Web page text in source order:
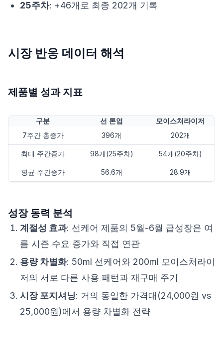
25주차: +46개로 최종 202개 기록
시장 반응 데이터 해석
제품별 성과 지표
구분 선 톤업
모이스처라이저
7주간 총증가
396개 202개
최대 주간증가 98개(25주차) 54개(20주차)
평균 주간증가 56.6개 28.9개
성장 동력 분석
계절성 효과: 선케어 제품의 5월-6월 급성장은 여
름 시즌 수요 증가와 직접 연관
용량 차별화: 50ml 선케어와 200ml 모이스처라이
저의 서로 다른 사용 패턴과 재구매 주기
시장 포지셔닝: 거의 동일한 가격대(24,000원 vs
25,000원)에서 용량 차별화 전략